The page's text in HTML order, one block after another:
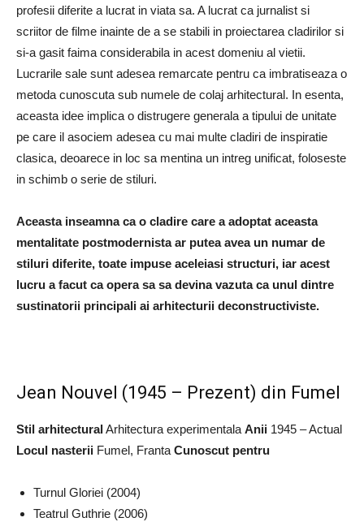
profesii diferite a lucrat in viata sa. A lucrat ca jurnalist si
scriitor de filme inainte de a se stabili in proiectarea cladirilor si
si-a gasit faima considerabila in acest domeniu al vietii.
Lucrarile sale sunt adesea remarcate pentru ca imbratiseaza o
metoda cunoscuta sub numele de colaj arhitectural. In esenta,
aceasta idee implica o distrugere generala a tipului de unitate
pe care il asociem adesea cu mai multe cladiri de inspiratie
clasica, deoarece in loc sa mentina un intreg unificat, foloseste
in schimb o serie de stiluri.
Aceasta inseamna ca o cladire care a adoptat aceasta
mentalitate postmodernista ar putea avea un numar de
stiluri diferite, toate impuse aceleiasi structuri, iar acest
lucru a facut ca opera sa sa devina vazuta ca unul dintre
sustinatorii principali ai arhitecturii deconstructiviste.
Jean Nouvel (1945 – Prezent) din Fumel
Stil arhitecturalArhitectura experimentala Anii 1945 – Actual
Locul nasterii Fumel, Franta Cunoscut pentru
Turnul Gloriei (2004)
Teatrul Guthrie (2006)